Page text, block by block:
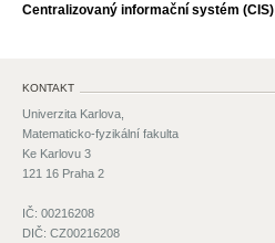
Centralizovaný informační systém (CIS)
KONTAKT
Univerzita Karlova,
Matematicko-fyzikální fakulta
Ke Karlovu 3
121 16 Praha 2
IČ: 00216208
DIČ: CZ00216208